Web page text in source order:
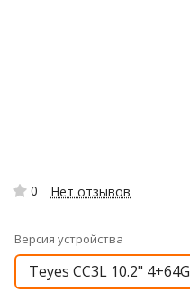
0 Нет отзывов
Версия устройства
Teyes CC3L 10.2" 4+64G